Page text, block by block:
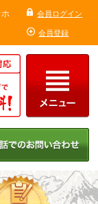
会員ログイン
会員登録